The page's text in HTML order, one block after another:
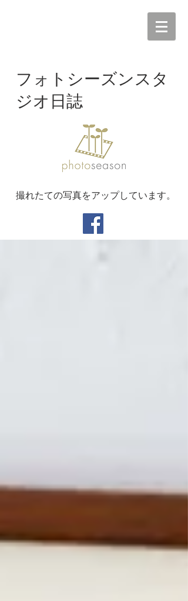
フォトシーズンスタ
ジオ日誌
撮れたての写真をアップしています。